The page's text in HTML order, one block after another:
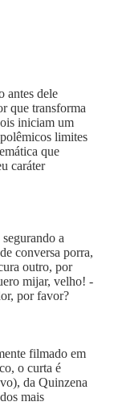
antes dele
que transforma
iniciam um
limites
que
caráter
a
conversa porra,
outro, por
mijar, velho! -
por favor?
filmado em
o curta é
da Quinzena
mais